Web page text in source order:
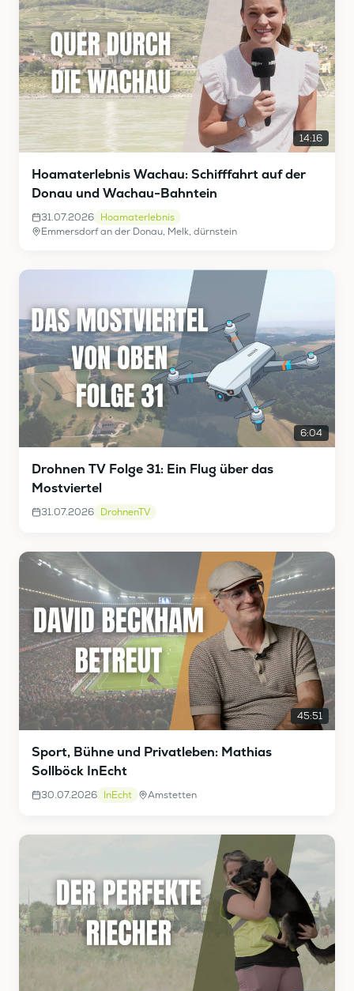
14:16
Hoamaterlebnis Wachau: Schifffahrt auf der
Donau und Wachau-Bahntein
31.07.2026 Hoamaterlebnis
Emmersdorf an der Donau, Melk, dürnstein
6:04
Drohnen TV Folge 31: Ein Flug über das
Mostviertel
31.07.2026 DrohnenTV
45:51
Sport, Bühne und Privatleben: Mathias
Sollböck InEcht
30.07.2026 InEcht Amstetten